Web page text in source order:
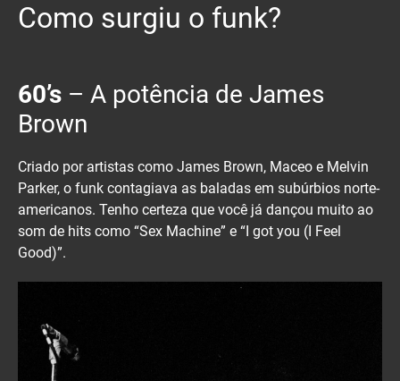
Como surgiu o funk?
60’s – A potência de James
Brown
Criado por artistas como James Brown, Maceo e Melvin
Parker, o funk contagiava as baladas em subúrbios norte-
americanos. Tenho certeza que você já dançou muito ao
som de hits como “Sex Machine” e “I got you (I Feel
Good)”.